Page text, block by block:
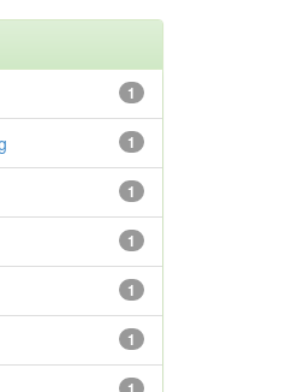
1
1
1
1
1
1